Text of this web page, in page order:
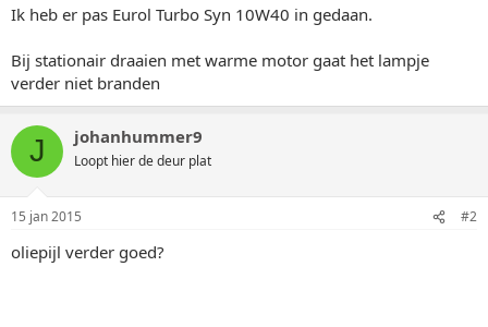
Ik heb er pas Eurol Turbo Syn 10W40 in gedaan.
Bij stationair draaien met warme motor gaat het lampje
verder niet branden
J johanhummer9
Loopt hier de deur plat
15 jan 2015 #2
oliepijl verder goed?